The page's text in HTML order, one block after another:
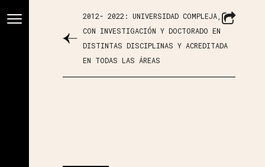
2012- 2022: UNIVERSIDAD COMPLEJA,
CON INVESTIGACIÓN Y DOCTORADO EN
DISTINTAS DISCIPLINAS Y ACREDITADA
EN TODAS LAS ÁREAS